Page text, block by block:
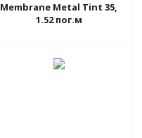
Membrane Metal Tint 35,
1.52 пог.м